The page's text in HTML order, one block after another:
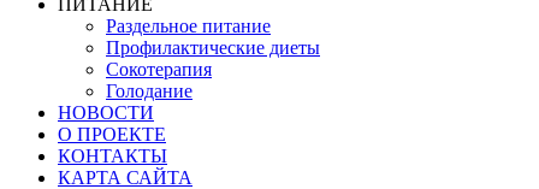
ПИТАНИЕ
Раздельное питание
Профилактические диеты
Сокотерапия
Голодание
НОВОСТИ
О ПРОЕКТЕ
КОНТАКТЫ
КАРТА САЙТА